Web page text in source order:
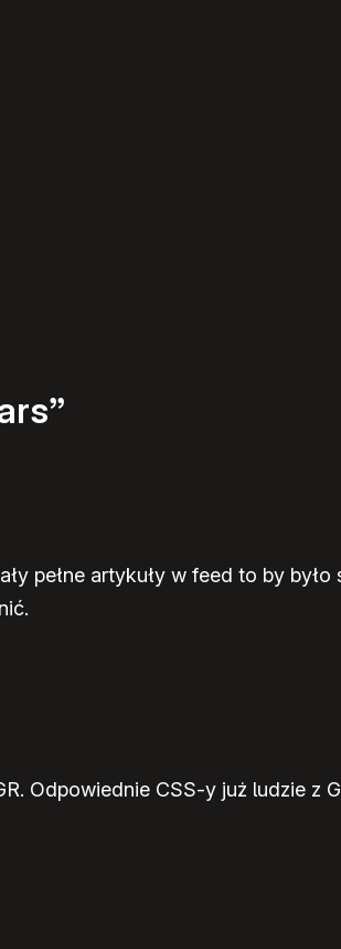
pełne artykuły w feed to by
Odpowiednie CSS-y już ludzie